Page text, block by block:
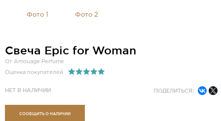
Свеча Epic for Woman
От Amouage Perfume
Оценка покупателей
НЕТ В НАЛИЧИИ
СООБЩИТЬ О НАЛИЧИИ
ПОДЕЛИТЬСЯ: